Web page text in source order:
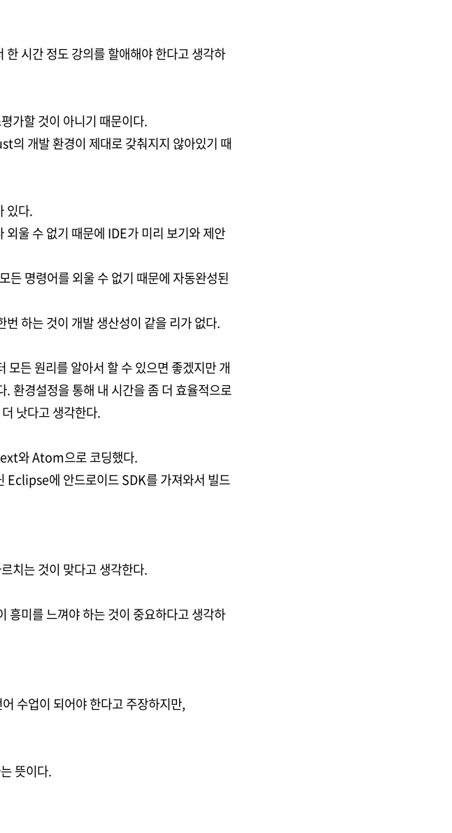
시간 정도 강의를 할애해야 한다고 생각하
가할 것이 아니기 때문이다.
의 개발 환경이 제대로 갖춰지지 않아있기 때
있다.
울 수 없기 때문에 IDE가 미리 보기와 제안
든 명령어를 외울 수 없기 때문에 자동완성된
하는 것이 개발 생산성이 같을 리가 없다.
든 원리를 알아서 할 수 있으면 좋겠지만 개
환경설정을 통해 내 시간을 좀 더 효율적으로
낫다고 생각한다.
와 Atom으로 코딩했다.
에 안드로이드 SDK를 가져와서 빌드
치는 것이 맞다고 생각한다.
흥미를 느껴야 하는 것이 중요하다고 생각하
수업이 되어야 한다고 주장하지만,
뜻이다.